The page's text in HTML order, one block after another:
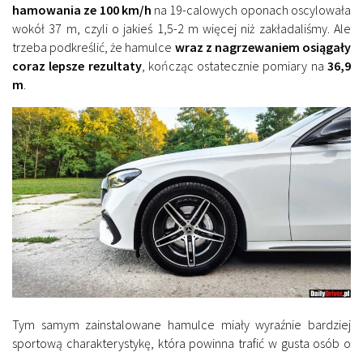
hamowania ze 100 km/h na 19-calowych oponach oscylowała
wokół 37 m, czyli o jakieś 1,5-2 m więcej niż zakładaliśmy. Ale
trzeba podkreślić, że hamulce wraz z nagrzewaniem osiągały
coraz lepsze rezultaty, kończąc ostatecznie pomiary na36,9
m
Tym samym zainstalowane hamulce miały wyraźnie bardziej
sportową charakterystykę, która powinna trafić w gusta osób o